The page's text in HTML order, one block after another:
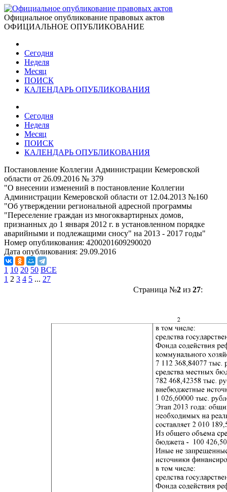
Официальное опубликование правовых актов
ОФИЦИАЛЬНОЕ ОПУБЛИКОВАНИЕ
Сегодня
Неделя
Месяц
ПОИСК
КАЛЕНДАРЬ ОПУБЛИКОВАНИЯ
Сегодня
Неделя
Месяц
ПОИСК
КАЛЕНДАРЬ ОПУБЛИКОВАНИЯ
Постановление Коллегии Администрации Кемеровской
области от 26.09.2016 № 379
"О внесении изменений в постановление Коллегии
Администрации Кемеровской области от 12.04.2013 №160
"Об утверждении региональной адресной программы
"Переселение граждан из многоквартирных домов,
признанных до 1 января 2012 г. в установленном порядке
аварийными и подлежащими сносу" на 2013 - 2017 годы"
Номер опубликования: 4200201609290020
Дата опубликования: 29.09.2016
1 10 20 50 ВСЕ
1 2 3 4 5 ... 27
Страница №2из 27: